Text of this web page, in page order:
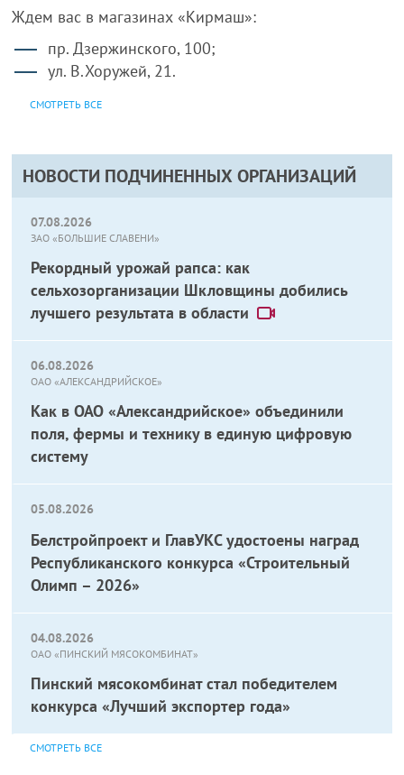
НОВОСТИ ПОДЧИНЕННЫХ ОРГАНИЗАЦИЙ
07.08.2026
ЗАО «БОЛЬШИЕ СЛАВЕНИ»
Рекордный урожай рапса: как
сельхозорганизации Шкловщины добились
лучшего результата в области
06.08.2026
ОАО «АЛЕКСАНДРИЙСКОЕ»
Как в ОАО «Александрийское» объединили
поля, фермы и технику в единую цифровую
систему
05.08.2026
Белстройпроект и ГлавУКС удостоены наград
Республиканского конкурса «Строительный
Олимп – 2026»
04.08.2026
ОАО «ПИНСКИЙ МЯСОКОМБИНАТ»
Пинский мясокомбинат стал победителем
конкурса «Лучший экспортер года»
СМОТРЕТЬ ВСЕ
Ждем вас в магазинах «Кирмаш»:
пр. Дзержинского, 100;
ул. В.Хоружей, 21.
СМОТРЕТЬ ВСЕ